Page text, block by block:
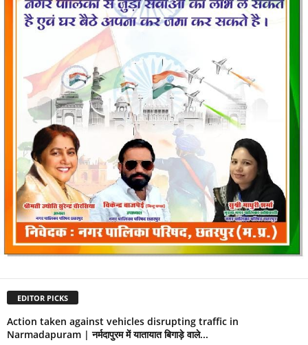
EDITOR PICKS
Action taken against vehicles disrupting traffic in
Narmadapuram | नर्मदापुरम में यातायात बिगाड़े वाले...